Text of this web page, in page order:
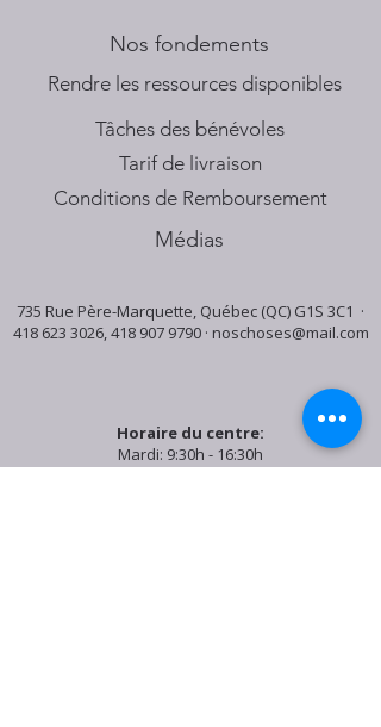
Nos fondements
​Rendre les ressources disponibles
Tâches des bénévoles
Tarif de livraison
Conditions de Remboursement
Médias
735 Rue Père-Marquette, Québec (QC) G1S 3C1 ·
418 623 3026,418 907 9790· noschoses@mail.com
Horaire du centre:
Mardi: 9:30h - 16:30h